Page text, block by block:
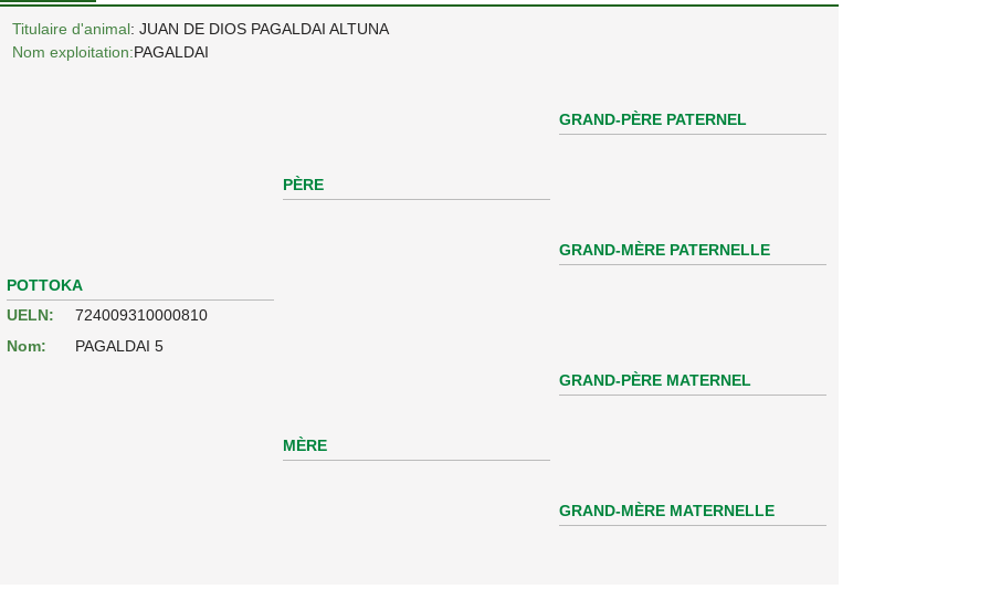
Titulaire d'animal: JUAN DE DIOS PAGALDAI ALTUNA
Nom exploitation:PAGALDAI
POTTOKA
UELN:
724009310000810
Nom:
PAGALDAI 5
PÈRE
GRAND-PÈRE PATERNEL
GRAND-MÈRE PATERNELLE
MÈRE
GRAND-PÈRE MATERNEL
GRAND-MÈRE MATERNELLE